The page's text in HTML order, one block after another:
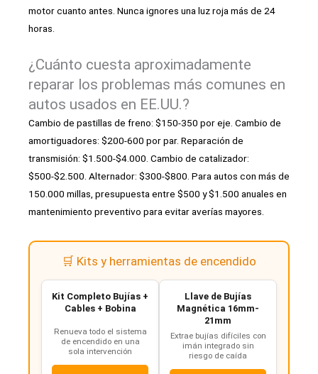
motor cuanto antes. Nunca ignores una luz roja más de 24
horas.
¿Cuánto cuesta aproximadamente
reparar los problemas más comunes en
autos usados en EE.UU.?
Cambio de pastillas de freno: $150-350 por eje. Cambio de
amortiguadores: $200-600 por par. Reparación de
transmisión: $1.500-$4.000. Cambio de catalizador:
$500-$2.500. Alternador: $300-$800. Para autos con más de
150.000 millas, presupuesta entre $500 y $1.500 anuales en
mantenimiento preventivo para evitar averías mayores.
🛒 Kits y herramientas de encendido
Kit Completo Bujías +
Cables + Bobina
Renueva todo el sistema
de encendido en una
sola intervención
Llave de Bujías
Magnética 16mm-
21mm
Extrae bujías difíciles con
imán integrado sin
riesgo de caída